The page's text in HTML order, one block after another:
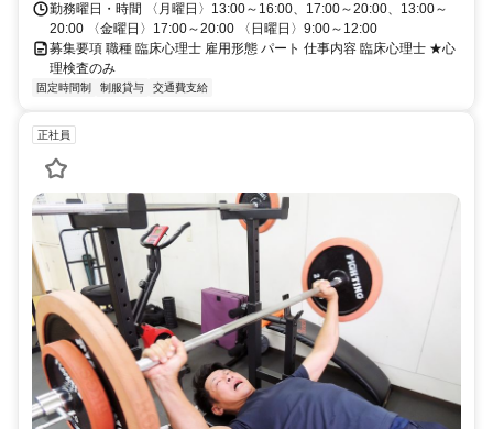
勤務曜日・時間 〈月曜日〉13:00～16:00、17:00～20:00、13:00～
20:00 〈金曜日〉17:00～20:00 〈日曜日〉9:00～12:00
募集要項 職種 臨床心理士 雇用形態 パート 仕事内容 臨床心理士 ★心
理検査のみ
固定時間制 制服貸与 交通費支給
正社員